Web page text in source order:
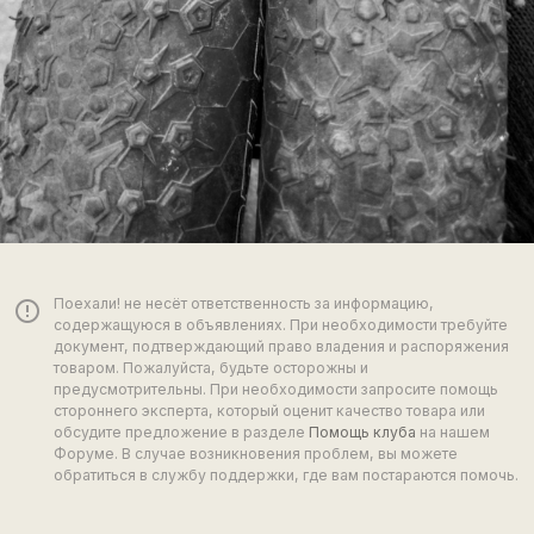
error_outline
Поехали! не несёт ответственность за информацию,
содержащуюся в объявлениях. При необходимости требуйте
документ, подтверждающий право владения и распоряжения
товаром. Пожалуйста, будьте осторожны и
предусмотрительны. При необходимости запросите помощь
стороннего эксперта, который оценит качество товара или
обсудите предложение в разделе Помощь клуба на нашем
Форуме. В случае возникновения проблем, вы можете
обратиться в службу поддержки, где вам постараются помочь.